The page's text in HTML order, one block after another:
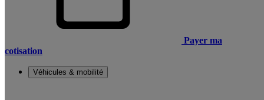
Payer ma
cotisation
Véhicules & mobilité